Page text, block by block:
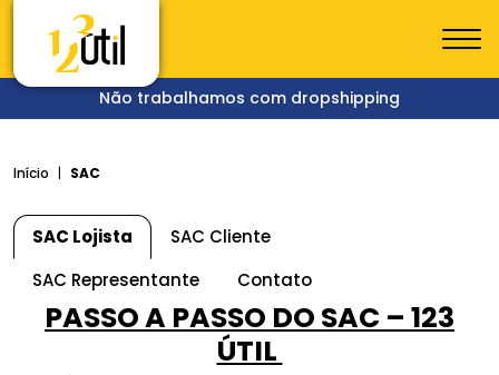
Não trabalhamos com dropshipping
Início SAC
SAC Lojista
SAC Cliente
SAC Representante
Contato
PASSO A PASSO DO SAC – 123
ÚTIL